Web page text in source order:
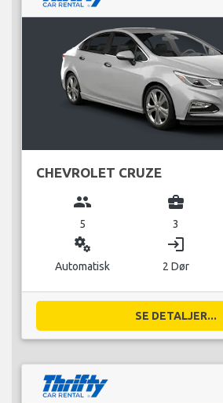
CHEVROLET CRUZE
group
5
business_center
3
miscellaneous_services
Automatisk
login
2 Dør
SE DETALJER...